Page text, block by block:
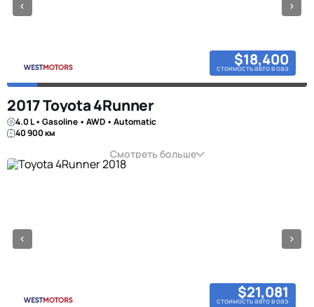
$18,400
стоимость авто в оаэ
2017 Toyota 4Runner
4.0 L • Gasoline • AWD • Automatic
40 900 км
Смотреть больше
$21,081
стоимость авто в оаэ